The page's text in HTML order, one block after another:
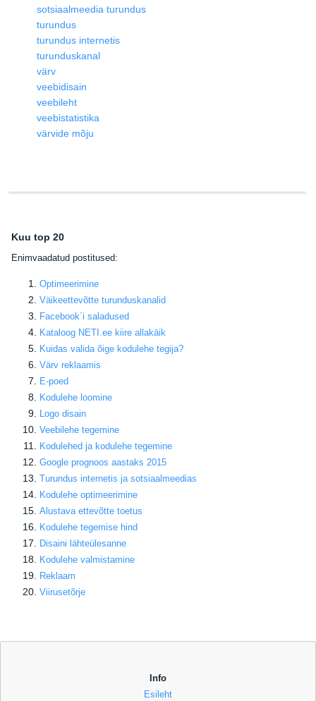
sotsiaalmeedia turundus
turundus
turundus internetis
turunduskanal
värv
veebidisain
veebileht
veebistatistika
värvide mõju
Kuu top 20
Enimvaadatud postitused:
Optimeerimine
Väikeettevõtte turunduskanalid
Facebook´i saladused
Kataloog NETI.ee kiire allakäik
Kuidas valida õige kodulehe tegija?
Värv reklaamis
E-poed
Kodulehe loomine
Logo disain
Veebilehe tegemine
Kodulehed ja kodulehe tegemine
Google prognoos aastaks 2015
Turundus internetis ja sotsiaalmeedias
Kodulehe optimeerimine
Alustava ettevõtte toetus
Kodulehe tegemise hind
Disaini lähteülesanne
Kodulehe valmistamine
Reklaam
Viirusetõrje
Info
Esileht